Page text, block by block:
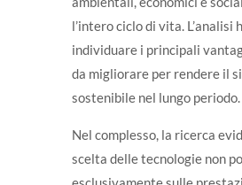
l’intero ciclo di vita. L’analisi
individuare i principali
da migliorare per rendere il
sostenibile nel lungo periodo.
Nel complesso, la ricerca
scelta delle tecnologie non